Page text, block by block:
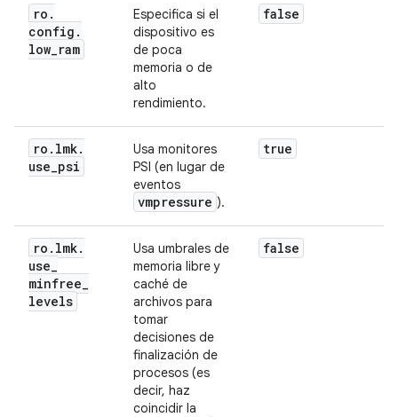
ro .
config .
low_ram
Especifica si el
dispositivo es
de poca
memoria o de
alto
rendimiento.
false
ro . lmk.
use_psi
Usa monitores
PSI (en lugar de
eventos
vmpressure ).
true
ro . lmk.
use_
minfree_
levels
Usa umbrales de
memoria libre y
caché de
archivos para
tomar
decisiones de
finalización de
procesos (es
decir, haz
coincidir la
false